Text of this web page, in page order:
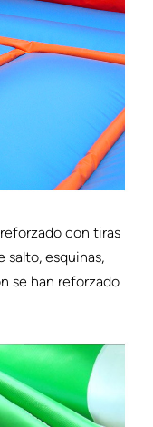
con tiras
salto, esquinas,
se han reforzado